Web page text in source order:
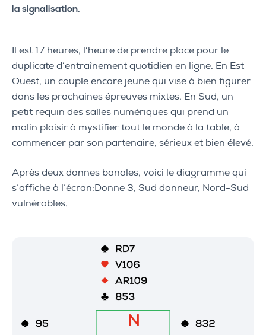
la signalisation.
Il est 17 heures, l’heure de prendre place pour le
duplicate d’entraînement quotidien en ligne. En Est-
Ouest, un couple encore jeune qui vise à bien figurer
dans les prochaines épreuves mixtes. En Sud, un
petit requin des salles numériques qui prend un
malin plaisir à mystifier tout le monde à la table, à
commencer par son partenaire, sérieux et bien élevé.
Après deux donnes banales, voici le diagramme qui
s’affiche à l’écran:Donne 3, Sud donneur, Nord-Sud
vulnérables.